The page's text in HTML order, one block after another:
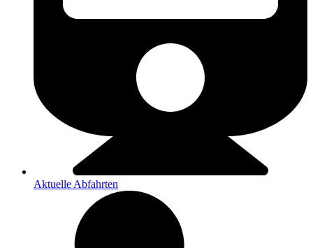
Aktuelle Abfahrten